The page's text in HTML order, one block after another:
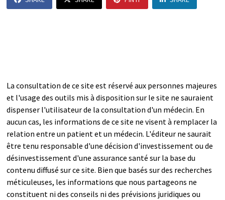
La consultation de ce site est réservé aux personnes majeures
et l'usage des outils mis à disposition sur le site ne sauraient
dispenser l'utilisateur de la consultation d'un médecin. En
aucun cas, les informations de ce site ne visent à remplacer la
relation entre un patient et un médecin. L'éditeur ne saurait
être tenu responsable d'une décision d'investissement ou de
désinvestissement d'une assurance santé sur la base du
contenu diffusé sur ce site. Bien que basés sur des recherches
méticuleuses, les informations que nous partageons ne
constituent ni des conseils ni des prévisions juridiques ou